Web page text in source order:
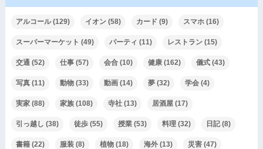
アルコール(129) イオン(58) カード (9) スマホ(16)
スーパーマーケット (49) パーティ (11) レストラン(15)
交通 (52) 仕事(57) 会合(10) 健康(162) 儀式(43)
写真(11) 動物(33) 動画(14) 夢(32) 学会(4)
実家(88) 家族(108) 寺社(13) 居酒屋(17)
引っ越し (38) 徒歩(55) 授業(53) 料理(32) 日記(8)
書籍(22) 服装(8) 植物(18) 海外(13) 災害(47)